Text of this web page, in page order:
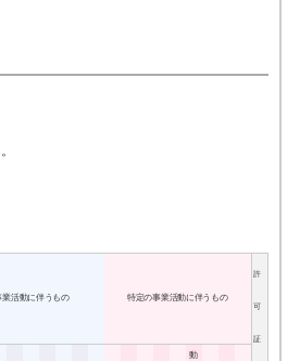
業活動に伴うもの 特定の事業活動に伴うもの
許
可
証
動